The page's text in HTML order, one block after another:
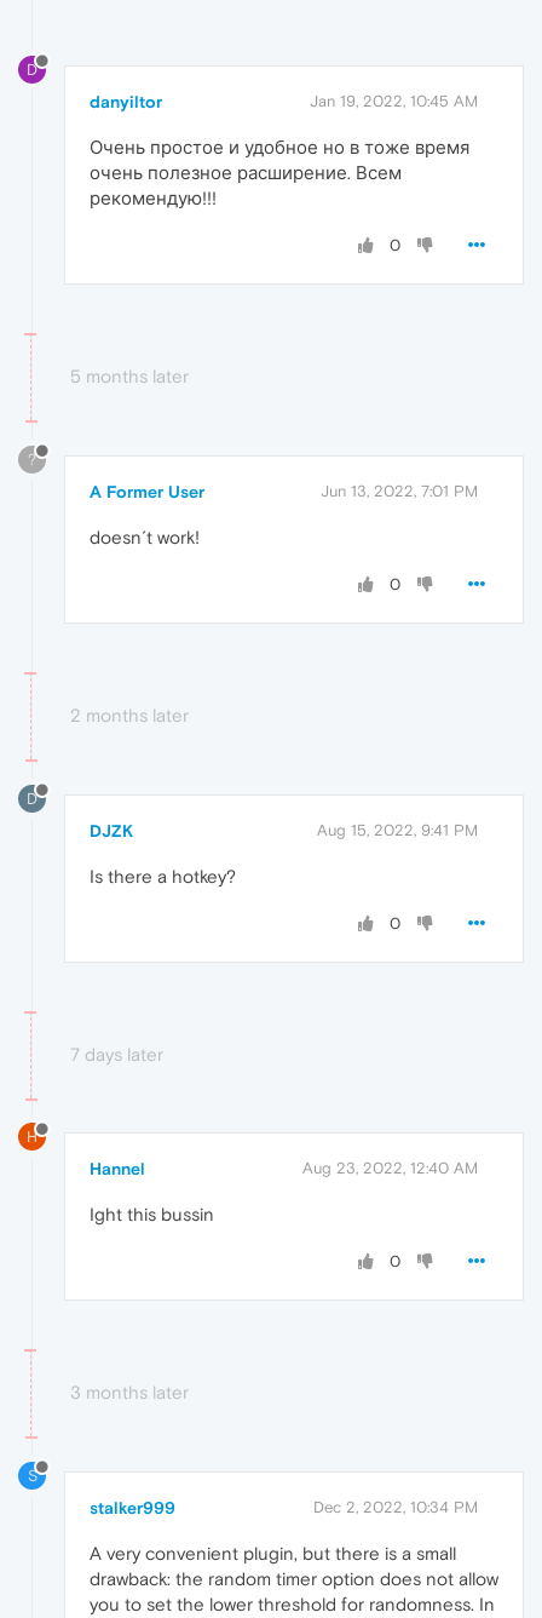
D
danyiltor Jan 19, 2022, 10:45 AM
Очень простое и удобное но в тоже время
очень полезное расширение. Всем
рекомендую!!!
0
5 months later
?
A Former User Jun 13, 2022, 7:01 PM
doesn´t work!
0
2 months later
D
DJZK Aug 15, 2022, 9:41 PM
Is there a hotkey?
0
7 days later
H
Hannel Aug 23, 2022, 12:40 AM
Ight this bussin
0
3 months later
S
stalker999 Dec 2, 2022, 10:34 PM
A very convenient plugin, but there is a small
drawback: the random timer option does not allow
you to set the lower threshold for randomness. In